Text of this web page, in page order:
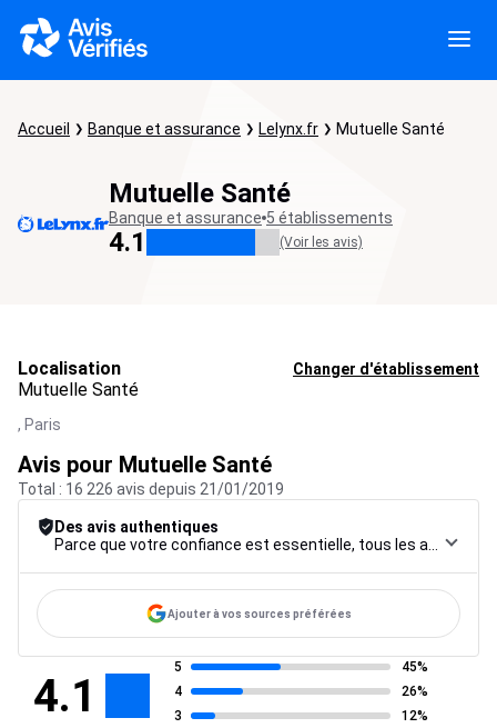
Accueil Banque et assurance Lelynx.fr Mutuelle Santé
Mutuelle Santé
Banque et assurance 5 établissements
4.1 (Voir les avis)
Localisation Changer d'établissement
Mutuelle Santé
, Paris
Avis pour Mutuelle Santé
Total : 16 226 avis depuis 21/01/2019
Des avis authentiques
Ajouter à vos sources préférées
4.1
5
45%
4
26%
3
12%